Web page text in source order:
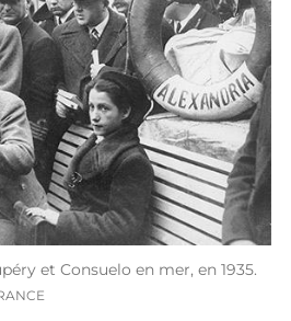
et Consuelo en mer, en 1935.